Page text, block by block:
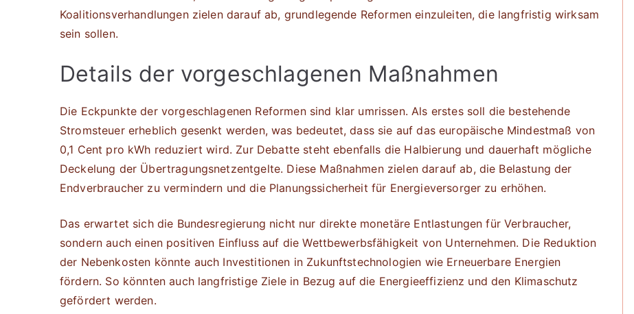
Koalitionsverhandlungen zielen darauf ab, grundlegende Reformen einzuleiten, die langfristig wirksam
sein sollen.
Details der vorgeschlagenen Maßnahmen
Die Eckpunkte der vorgeschlagenen Reformen sind klar umrissen. Als erstes soll die bestehende
Stromsteuer erheblich gesenkt werden, was bedeutet, dass sie auf das europäische Mindestmaß von
0,1 Cent pro kWh reduziert wird. Zur Debatte steht ebenfalls die Halbierung und dauerhaft mögliche
Deckelung der Übertragungsnetzentgelte. Diese Maßnahmen zielen darauf ab, die Belastung der
Endverbraucher zu vermindern und die Planungssicherheit für Energieversorger zu erhöhen.
Das erwartet sich die Bundesregierung nicht nur direkte monetäre Entlastungen für Verbraucher,
sondern auch einen positiven Einfluss auf die Wettbewerbsfähigkeit von Unternehmen. Die Reduktion
der Nebenkosten könnte auch Investitionen in Zukunftstechnologien wie Erneuerbare Energien
fördern. So könnten auch langfristige Ziele in Bezug auf die Energieeffizienz und den Klimaschutz
gefördert werden.